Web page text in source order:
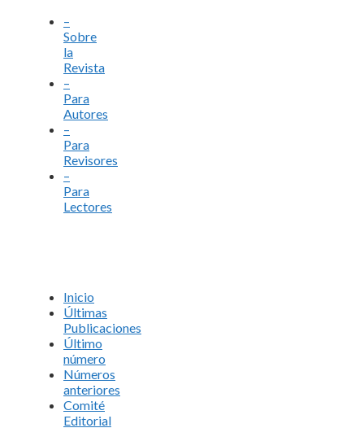
–
Sobre
la
Revista
–
Para
Autores
–
Para
Revisores
–
Para
Lectores
Inicio
Últimas
Publicaciones
Último
número
Números
anteriores
Comité
Editorial